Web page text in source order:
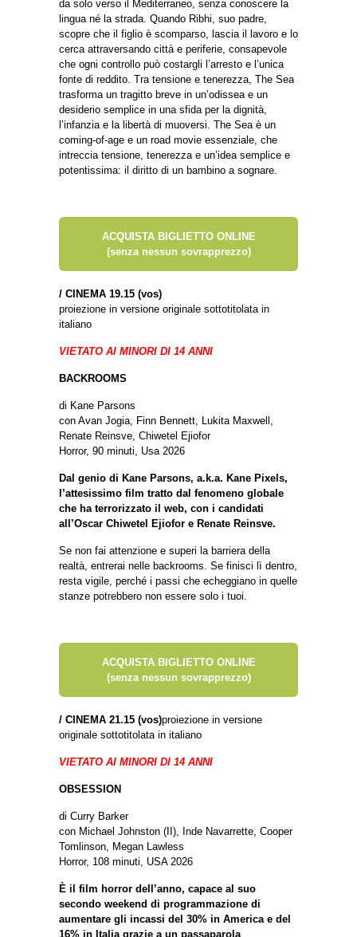
da solo verso il Mediterraneo, senza conoscere la
lingua né la strada. Quando Ribhi, suo padre,
scopre che il figlio è scomparso, lascia il lavoro e lo
cerca attraversando città e periferie, consapevole
che ogni controllo può costargli l’arresto e l’unica
fonte di reddito. Tra tensione e tenerezza, The Sea
trasforma un tragitto breve in un’odissea e un
desiderio semplice in una sfida per la dignità,
l’infanzia e la libertà di muoversi. The Sea è un
coming-of-age e un road movie essenziale, che
intreccia tensione, tenerezza e un’idea semplice e
potentissima: il diritto di un bambino a sognare.
ACQUISTA BIGLIETTO ONLINE
(senza nessun sovrapprezzo)
/ CINEMA 19.15 (vos)
proiezione in versione originale sottotitolata in
italiano
VIETATO AI MINORI DI 14 ANNI
BACKROOMS
di Kane Parsons
con Avan Jogia, Finn Bennett, Lukita Maxwell,
Renate Reinsve, Chiwetel Ejiofor
Horror, 90 minuti, Usa 2026
Dal genio di Kane Parsons, a.k.a. Kane Pixels,
l’attesissimo film tratto dal fenomeno globale
che ha terrorizzato il web, con i candidati
all’Oscar Chiwetel Ejiofor e Renate Reinsve.
Se non fai attenzione e superi la barriera della
realtà, entrerai nelle backrooms. Se finisci lì dentro,
resta vigile, perché i passi che echeggiano in quelle
stanze potrebbero non essere solo i tuoi.
ACQUISTA BIGLIETTO ONLINE
(senza nessun sovrapprezzo)
/ CINEMA 21.15 (vos)proiezione in versione
originale sottotitolata in italiano
VIETATO AI MINORI DI 14 ANNI
OBSESSION
di Curry Barker
con Michael Johnston (II), Inde Navarrette, Cooper
Tomlinson, Megan Lawless
Horror, 108 minuti, USA 2026
È il film horror dell’anno, capace al suo
secondo weekend di programmazione di
aumentare gli incassi del 30% in America e del
16% in Italia grazie a un passaparola